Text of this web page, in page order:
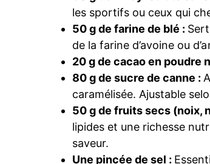
les sportifs ou ceux qui
50 g de farine de blé :
de la farine d’avoine ou
20 g de cacao en poudre
80 g de sucre de canne :
caramélisée. Ajustable
50 g de fruits secs (noix,
lipides et une richesse
saveur.
Une pincée de sel :